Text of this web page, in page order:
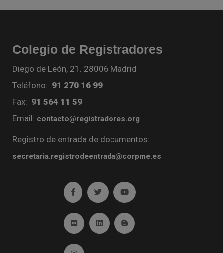
Colegio de Registradores
Diego de León, 21. 28006 Madrid
Teléfono: 91 270 16 99
Fax: 91 564 11 59
Email: contacto@registradores.org
Registro de entrada de documentos:
secretaria.registrodeentrada@corpme.es
Ir a facebook (abre en ventana nueva)
Ir a twitter (abre en ventana nueva)
Ir a YouTube (abre en
Ir a Flickr (abre en ventana nueva)
Ir a Linkedin (abre en ventana nueva)
Ir al Blog (abre en ventana